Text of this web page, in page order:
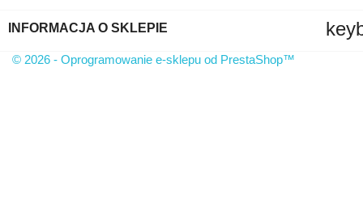
INFORMACJA O SKLEPIE
© 2026 - Oprogramowanie e-sklepu od PrestaShop™